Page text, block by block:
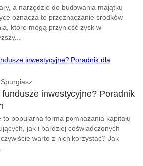
a narzędzie do budowania majątku
oznacza to przeznaczanie środków
które mogą przynieść zysk w
inwestycyjne? Poradnik
to popularna forma pomnażania kapitału
jak i bardziej doświadczonych
warto z nich korzystać? Jak